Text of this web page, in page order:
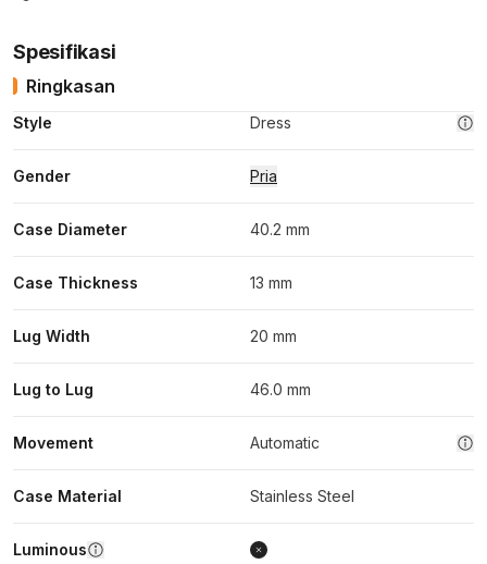
Spesifikasi
Ringkasan
Style Dress
Gender Pria
Case Diameter 40.2 mm
Case Thickness 13 mm
Lug Width 20 mm
Lug to Lug 46.0 mm
Movement Automatic
Case Material Stainless Steel
Luminous